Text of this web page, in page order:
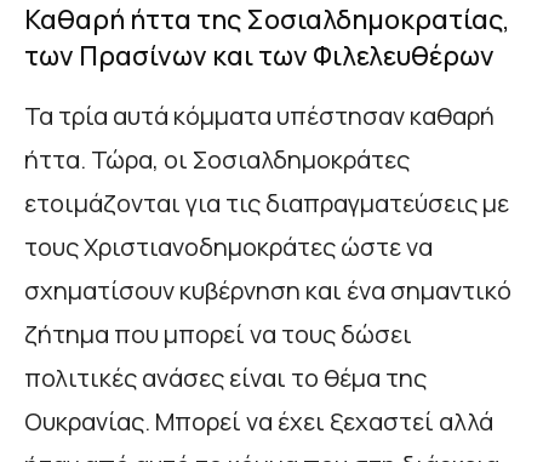
Καθαρή ήττα της Σοσιαλδημοκρατίας,
των Πρασίνων και των Φιλελευθέρων
Τα τρία αυτά κόμματα υπέστησαν καθαρή
ήττα. Τώρα, οι Σοσιαλδημοκράτες
ετοιμάζονται για τις διαπραγματεύσεις με
τους Χριστιανοδημοκράτες ώστε να
σχηματίσουν κυβέρνηση και ένα σημαντικό
ζήτημα που μπορεί να τους δώσει
πολιτικές ανάσες είναι το θέμα της
Ουκρανίας. Μπορεί να έχει ξεχαστεί αλλά